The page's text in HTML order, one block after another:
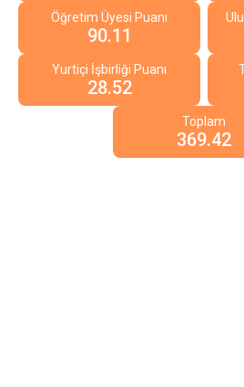
Öğretim Üyesi Puanı
90.11
Yurtiçi İşbirliği Puanı
28.52
Toplam
369.42